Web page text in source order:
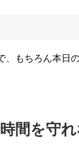
、もちろん本日
間を守